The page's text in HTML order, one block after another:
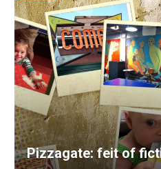
Pizzagate: feit of